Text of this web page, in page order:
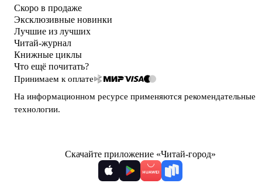
Скоро в продаже
Эксклюзивные новинки
Лучшие из лучших
Читай-журнал
Книжные циклы
Что ещё почитать?
Принимаем к оплате
На информационном ресурсе применяются рекомендательные
технологии.
Скачайте приложение «Читай-город»